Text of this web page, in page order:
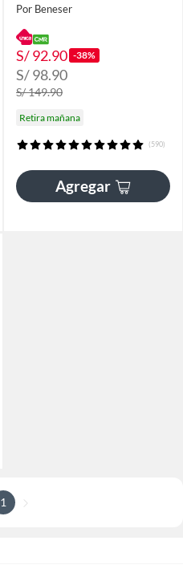
Por Beneser
S/ 92.90 -38%
S/ 98.90
S/ 149.90
Retira mañana
(590)
Agregar
1